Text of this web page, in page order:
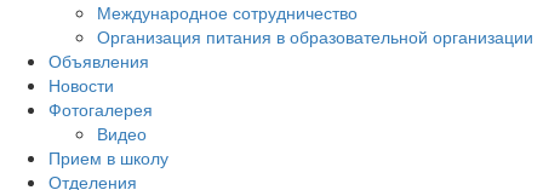
Международное сотрудничество
Организация питания в образовательной организации
Объявления
Новости
Фотогалерея
Видео
Прием в школу
Отделения